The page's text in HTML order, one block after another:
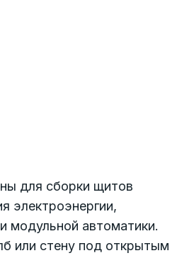
для сборки щитов
электроэнергии,
модульной автоматики.
или стену под открытым